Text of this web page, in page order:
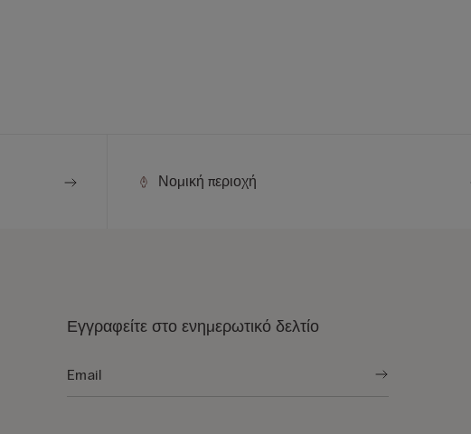
Νομική περιοχή
Εγγραφείτε στο ενημερωτικό δελτίο